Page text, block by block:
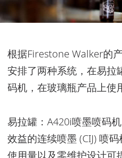
根据Firestone Walker的
安排了两种系统，在易拉
码机，在玻璃瓶产品上使
易拉罐 ：A420i喷墨喷码
效益的连续喷墨 (CIJ) 喷